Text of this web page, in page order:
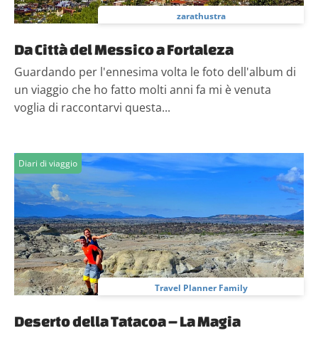
zarathustra
Da Città del Messico a Fortaleza
Guardando per l'ennesima volta le foto dell'album di
un viaggio che ho fatto molti anni fa mi è venuta
voglia di raccontarvi questa...
Diari di viaggio
Travel Planner Family
Deserto della Tatacoa – La Magia